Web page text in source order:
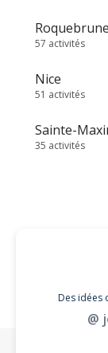
57 activités
Nice
51 activités
Sainte-
35 activités
Des idées
@